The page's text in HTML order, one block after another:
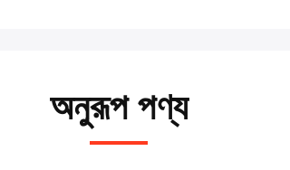
অনুরূপ পণ্য